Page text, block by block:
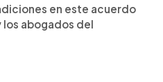
en este acuerdo
los abogados del